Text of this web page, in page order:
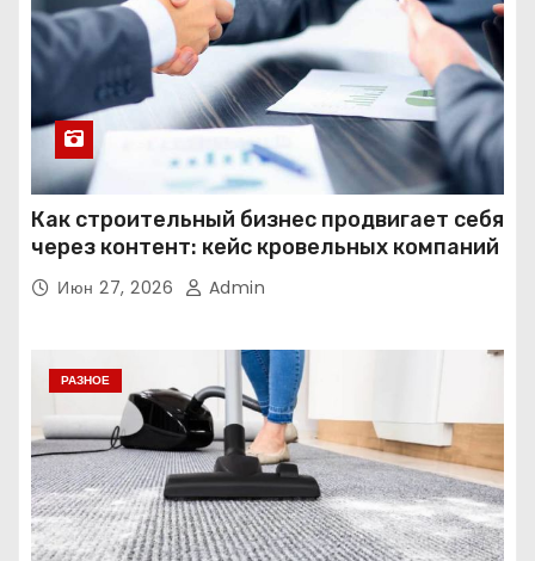
Как строительный бизнес продвигает себя
через контент: кейс кровельных компаний
Июн 27, 2026 Admin
РАЗНОЕ